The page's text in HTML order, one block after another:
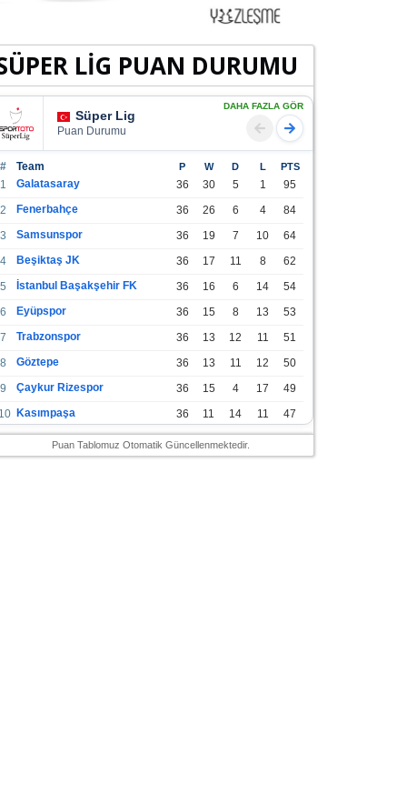
LİG PUAN DURUMU
Süper Lig
Puan Durumu
DAHA FAZLA GÖR
# Team P W D L PTS
1 Galatasaray 36 30 5 1
95
2
Fenerbahçe 36 26 6 4
84
3
Samsunspor 36 19 7 10
64
4
Beşiktaş JK 36 17 11 8
62
5
İstanbul Başakşehir FK 36 16 6 14
54
6
Eyüpspor 36 15 8 13
53
7
Trabzonspor 36 13 12 11
51
8
Göztepe 36 13 11 12
50
9
Çaykur Rizespor 36 15 4 17
49
10 Kasımpaşa 36 11 14 11
47
Konyaspor 36
Puan Tablomuz Otomatik Güncellenmektedir.